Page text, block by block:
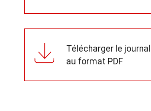
Télécharger le journal
au format PDF